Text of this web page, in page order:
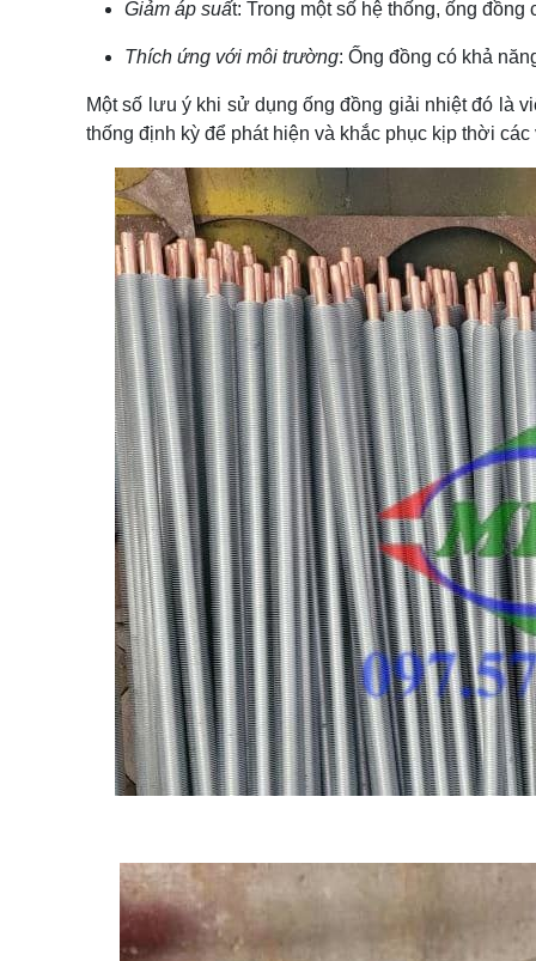
Giảm áp suất: Trong một số hệ thống, ống
Thích ứng với môi trường: Ống đồng có khả
Một số lưu ý khi sử dụng ống đồng giải nhiệt đó là
thống định kỳ để phát hiện và khắc phục kịp thời